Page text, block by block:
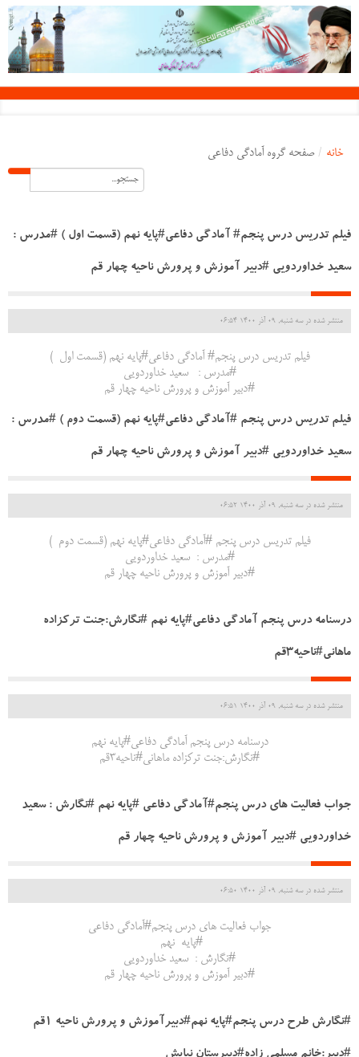
خانه / صفحه گروه آمادگی دفاعی
فیلم تدریس درس پنجم# آمادگی دفاعی#پایه نهم (قسمت اول ) #مدرس :
سعید خداوردویی #دبیر آموزش و پرورش ناحیه چهار قم
منتشر شده در سه شنبه, 09 آذر 1400 06:54
فیلم تدریس درس پنجم# آمادگی دفاعی#پایه نهم (قسمت اول )
#مدرس : سعید خداوردویی
#دبیر آموزش و پرورش ناحیه چهار قم
فیلم تدریس درس پنجم #آمادگی دفاعی#پایه نهم (قسمت دوم ) #مدرس :
سعید خداوردویی #دبیر آموزش و پرورش ناحیه چهار قم
منتشر شده در سه شنبه, 09 آذر 1400 06:52
فیلم تدریس درس پنجم #آمادگی دفاعی#پایه نهم (قسمت دوم )
#مدرس : سعید خداوردویی
#دبیر آموزش و پرورش ناحیه چهار قم
درسنامه درس پنجم آمادگی دفاعی#پایه نهم #نگارش:جنت ترکزاده
ماهانی#ناحیه۳قم
منتشر شده در سه شنبه, 09 آذر 1400 06:51
درسنامه درس پنجم آمادگی دفاعی#پایه نهم
#نگارش:جنت ترکزاده ماهانی#ناحیه۳قم
جواب فعالیت های درس پنجم#آمادگی دفاعی #پایه نهم #نگارش : سعید
خداوردویی #دبیر آموزش و پرورش ناحیه چهار قم
منتشر شده در سه شنبه, 09 آذر 1400 06:50
جواب فعالیت های درس پنجم#آمادگی دفاعی
#پایه نهم
#نگارش : سعید خداوردویی
#دبیر آموزش و پرورش ناحیه چهار قم
#نگارش طرح درس پنجم#پایه نهم#دبیرآموزش و پرورش ناحیه ۱قم